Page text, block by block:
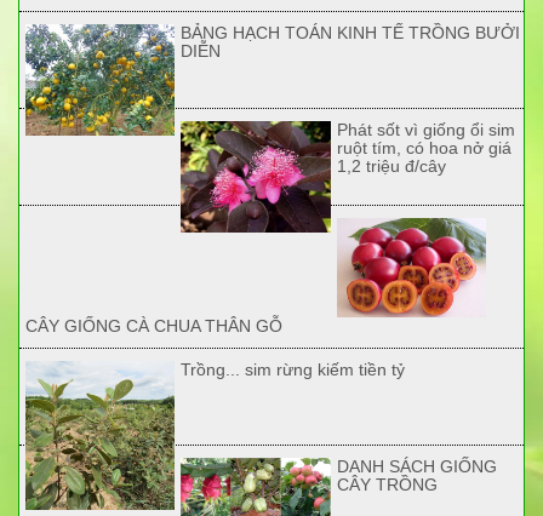
BẢNG HẠCH TOÁN KINH TẾ TRỒNG BƯỞI
DIỄN
Phát sốt vì giống ổi sim
ruột tím, có hoa nở giá
1,2 triệu đ/cây
CÂY GIỐNG CÀ CHUA THÂN GỖ
Trồng... sim rừng kiếm tiền tỷ
DANH SÁCH GIỐNG
CÂY TRỒNG